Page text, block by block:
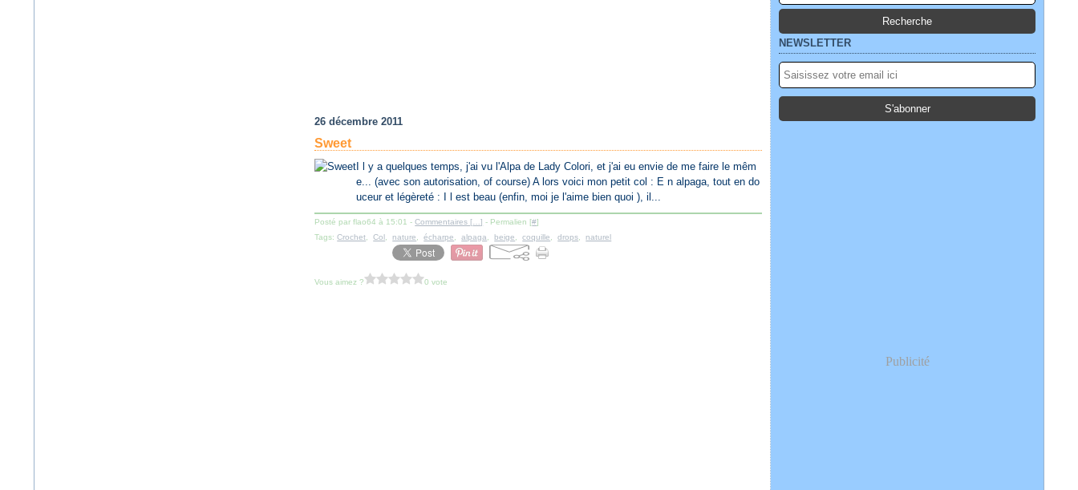
26 décembre 2011
Sweet
I l y a quelques temps, j'ai vu l'Alpa de Lady Colori, et j'ai eu envie de me faire le mêm
e... (avec son autorisation, of course) A lors voici mon petit col : E n alpaga, tout en do
uceur et légèreté : I l est beau (enfin, moi je l'aime bien quoi ), il...
Posté par flao64 à 15:01 -Commentaires [ …] - Permalien [#]
Tags:Crochet ,Col ,nature ,écharpe ,alpaga ,beige ,coquille ,drops ,naturel
Vous aimez ? 0 vote
NEWSLETTER
Publicité